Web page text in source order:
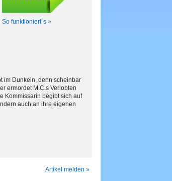
So funktioniert´s »
im Dunkeln, denn scheinbar
ermordet M.C.s Verlobten
Kommissarin begibt sich auf
auch an ihre eigenen
Artikel melden »